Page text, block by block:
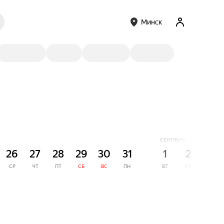
Минск
26
СР
27
ЧТ
28
ПТ
29
СБ
30
ВС
31
ПН
СЕНТЯБРЬ
1
ВТ
2